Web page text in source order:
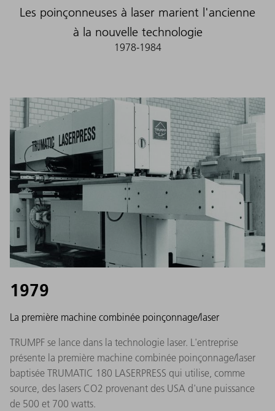
Les poinçonneuses à laser marient l'ancienne
à la nouvelle technologie
1978-1984
1979
La première machine combinée poinçonnage/laser
TRUMPF se lance dans la technologie laser. L'entreprise
présente la première machine combinée poinçonnage/laser
baptisée TRUMATIC 180 LASERPRESS qui utilise, comme
source, des lasers CO2 provenant des USA d'une puissance
de 500 et 700 watts.